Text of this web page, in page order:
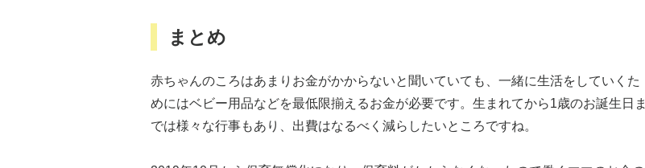
まとめ
赤ちゃんのころはあまりお金がかからないと聞いていても、一緒に生活をしていくた
めにはベビー用品などを最低限揃えるお金が必要です。生まれてから1歳のお誕生日ま
では様々な行事もあり、出費はなるべく減らしたいところですね。